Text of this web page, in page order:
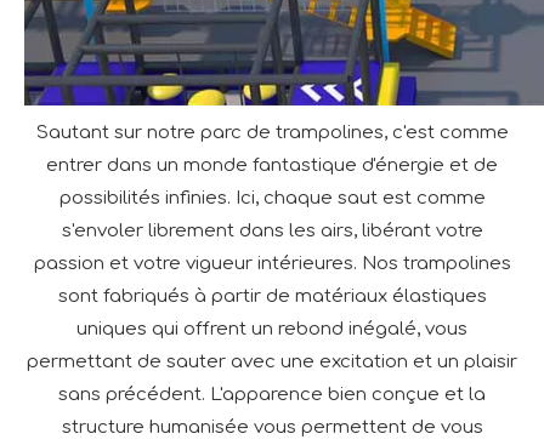
Sautant sur notre parc de trampolines, c'est comme
entrer dans un monde fantastique d'énergie et de
possibilités infinies. Ici, chaque saut est comme
s'envoler librement dans les airs, libérant votre
passion et votre vigueur intérieures. Nos trampolines
sont fabriqués à partir de matériaux élastiques
uniques qui offrent un rebond inégalé, vous
permettant de sauter avec une excitation et un plaisir
sans précédent. L'apparence bien conçue et la
structure humanisée vous permettent de vous